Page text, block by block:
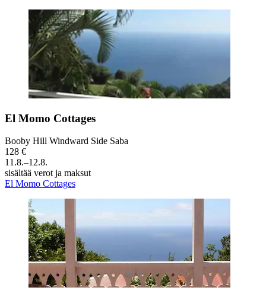
El Momo Cottages
Booby Hill Windward Side Saba
128 €
11.8.–12.8.
sisältää verot ja maksut
El Momo Cottages